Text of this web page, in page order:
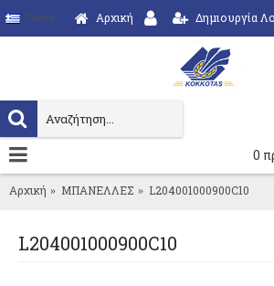
Greek Αρχική Δημιουργία
0
Αρχική ΜΠΑΝΕΛΛΕΣ L204001000900C10
L204001000900C10